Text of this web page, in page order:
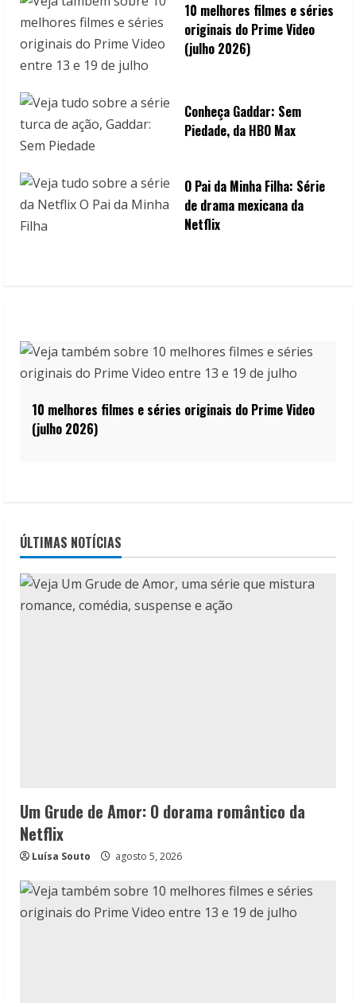
10 melhores filmes e séries
originais do Prime Video
(julho 2026)
Conheça Gaddar: Sem
Piedade, da HBO Max
O Pai da Minha Filha: Série
de drama mexicana da
Netflix
10 melhores filmes e séries originais do Prime Video
(julho 2026)
ÚLTIMAS NOTÍCIAS
Um Grude de Amor: O dorama romântico da
Netflix
Luísa Souto agosto 5, 2026